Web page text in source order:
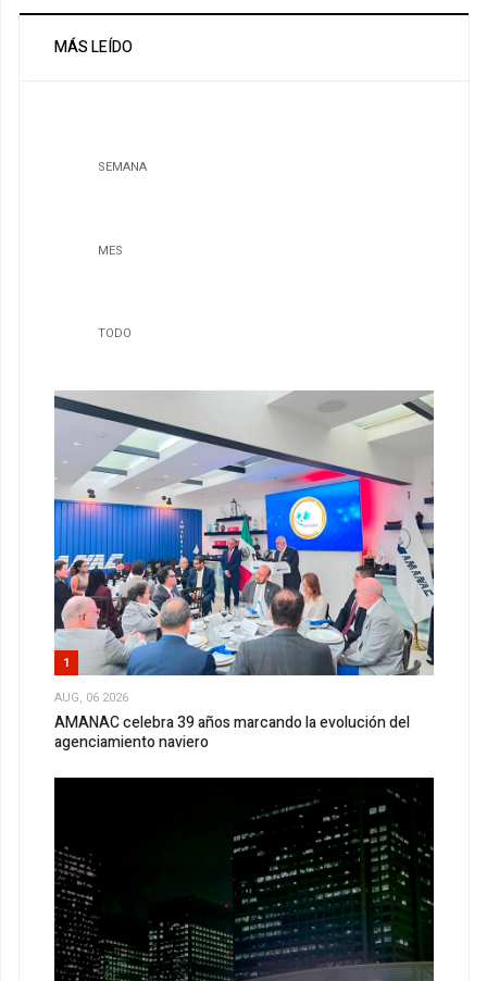
MÁS LEÍDO
SEMANA
MES
TODO
1
AUG, 06 2026
AMANAC celebra 39 años marcando la evolución del
agenciamiento naviero